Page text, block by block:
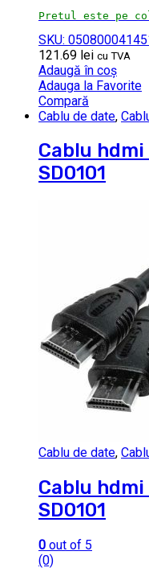
Pretul este pe
SKU:
121.69 lei cu TVA
Adaugă în coș
Adauga la Favorite
Compară
Cablu de date,
Cablu hdmi
SD0101
Cablu de date,
Cablu hdmi
SD0101
0 out of 5
(0)